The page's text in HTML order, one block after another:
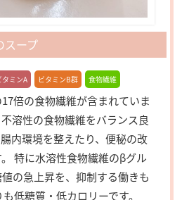
スープ
タミンA ビタミンB群 食物繊維
倍の食物繊維が含まれていま
溶性の食物繊維をバランス良
内環境を整えたり、便秘の改
特に水溶性食物繊維のβグル
の急上昇を、抑制する働きも
低糖質・低カロリーです。